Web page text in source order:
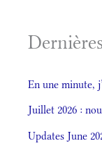
En une minute,
Juillet 2026 :
Updates June